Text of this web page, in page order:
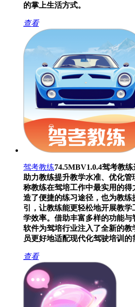
的掌上生活方式。
查看
驾考教练74.5MBV1.0.4驾考教练
助力教练提升教学水准、优化
称教练在驾培工作中最实用的
造了便捷的练习途径，也为教练
引，让教练能更轻松地开展教
学效率。借助丰富多样的功能
软件为驾培行业注入了全新的
员更好地适配现代化驾驶培训的
查看